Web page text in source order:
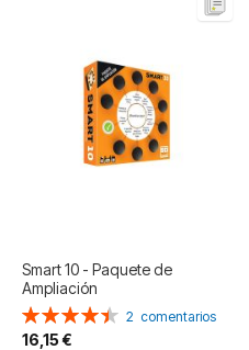
Smart 10 - Paquete de
Ampliación
Valoración:
90%
2 comentarios
16,15 €